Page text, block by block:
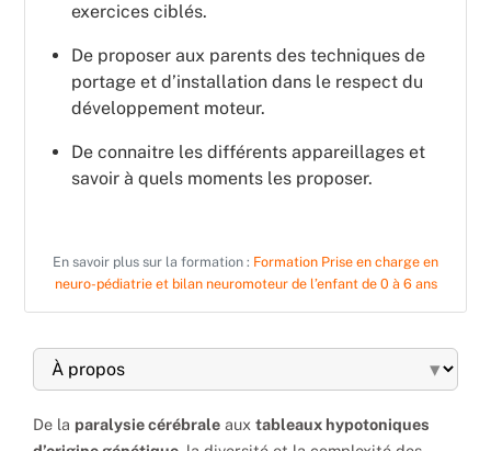
exercices ciblés.
De proposer aux parents des techniques de
portage et d’installation dans le respect du
développement moteur.
De connaitre les différents appareillages et
savoir à quels moments les proposer.
En savoir plus sur la formation : Formation Prise en charge en
neuro-pédiatrie et bilan neuromoteur de l’enfant de 0 à 6 ans
▾
De la paralysie cérébrale auxtableaux hypotoniques